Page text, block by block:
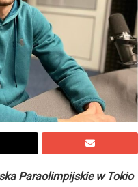
Paraolimpijskie w Tokio